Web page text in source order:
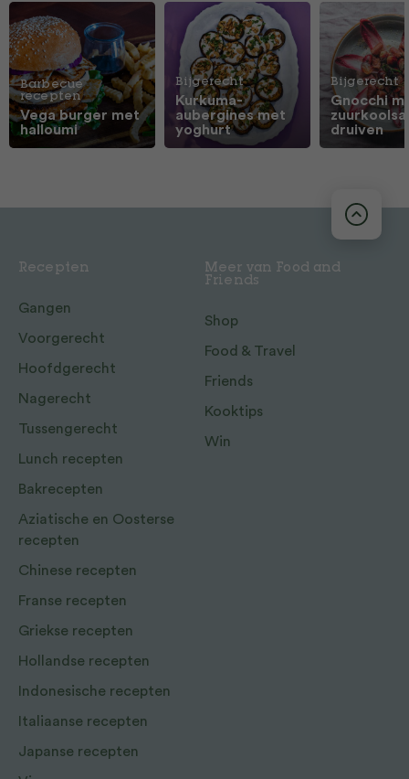
Barbecue
recepten
Vega burger met
halloumi
Bijgerecht
Kurkuma-
aubergines met
yoghurt
Bijgerecht
Gnocchi
druiven
Recepten
Gangen
Voorgerecht
Hoofdgerecht
Nagerecht
Tussengerecht
Lunch recepten
Bakrecepten
Aziatische en Oosterse
recepten
Chinese recepten
Franse recepten
Griekse recepten
Hollandse recepten
Indonesische recepten
Italiaanse recepten
Japanse recepten
Meer van Food and
Friends
Shop
Food & Travel
Friends
Kooktips
Win